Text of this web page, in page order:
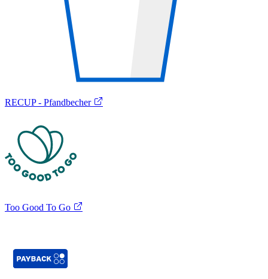
RECUP - Pfandbecher
Too Good To Go